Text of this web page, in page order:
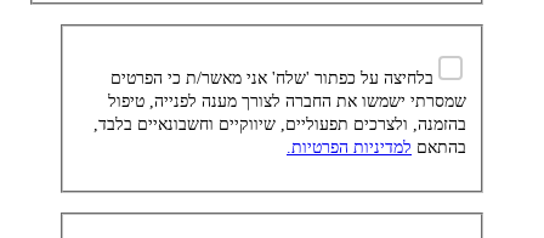
בלחיצה על כפתור 'שלח' אני מאשר/ת כי הפרטים
שמסרתי ישמשו את החברה לצורך מענה לפנייה, טיפול
בהזמנה, ולצרכים תפעוליים, שיווקיים וחשבונאיים בלבד,
בהתאם למדיניות הפרטיות.